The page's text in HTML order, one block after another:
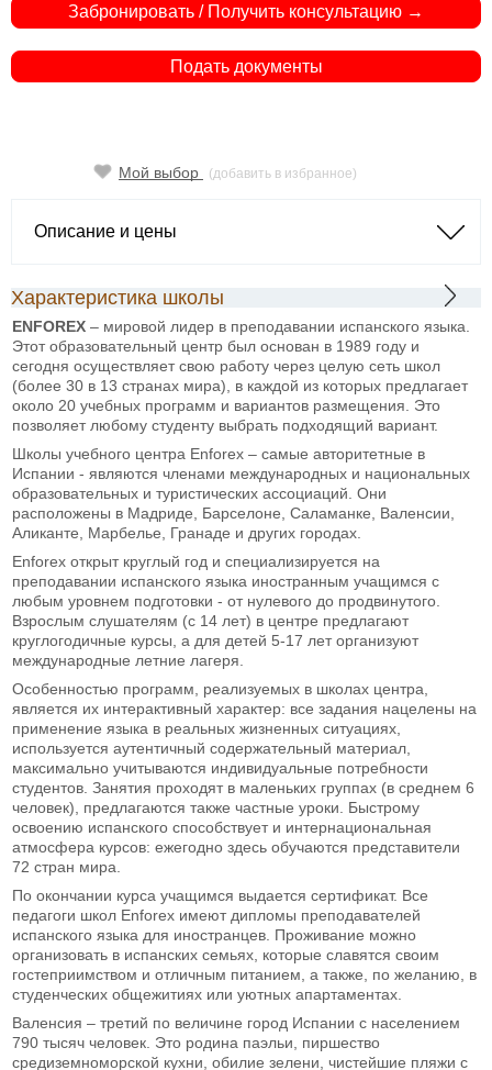
Забронировать / Получить консультацию →
Подать документы
Мой выбор (добавить в избранное)
Описание и цены
Характеристика школы
ENFOREX – мировой лидер в преподавании испанского языка.
Этот образовательный центр был основан в 1989 году и
сегодня осуществляет свою работу через целую сеть школ
(более 30 в 13 странах мира), в каждой из которых предлагает
около 20 учебных программ и вариантов размещения. Это
позволяет любому студенту выбрать подходящий вариант.
Школы учебного центра Enforex – самые авторитетные в
Испании - являются членами международных и национальных
образовательных и туристических ассоциаций. Они
расположены в Мадриде, Барселоне, Саламанке, Валенсии,
Аликанте, Марбелье, Гранаде и других городах.
Enforex открыт круглый год и специализируется на
преподавании испанского языка иностранным учащимся с
любым уровнем подготовки - от нулевого до продвинутого.
Взрослым слушателям (с 14 лет) в центре предлагают
круглогодичные курсы, а для детей 5-17 лет организуют
международные летние лагеря.
Особенностью программ, реализуемых в школах центра,
является их интерактивный характер: все задания нацелены на
применение языка в реальных жизненных ситуациях,
используется аутентичный содержательный материал,
максимально учитываются индивидуальные потребности
студентов. Занятия проходят в маленьких группах (в среднем 6
человек), предлагаются также частные уроки. Быстрому
освоению испанского способствует и интернациональная
атмосфера курсов: ежегодно здесь обучаются представители
72 стран мира.
По окончании курса учащимся выдается сертификат. Все
педагоги школ Enforex имеют дипломы преподавателей
испанского языка для иностранцев. Проживание можно
организовать в испанских семьях, которые славятся своим
гостеприимством и отличным питанием, а также, по желанию, в
студенческих общежитиях или уютных апартаментах.
Валенсия – третий по величине город Испании с населением
790 тысяч человек. Это родина паэльи, пиршество
средиземноморской кухни, обилие зелени, чистейшие пляжи с